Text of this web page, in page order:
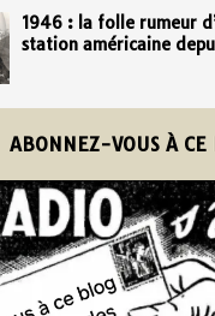
1946 : la folle rumeur
station américaine
ABONNEZ-VOUS À CE